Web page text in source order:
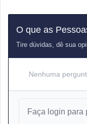
O que as
Tire dúvidas, dê sua
Nenhuma
Faça login para